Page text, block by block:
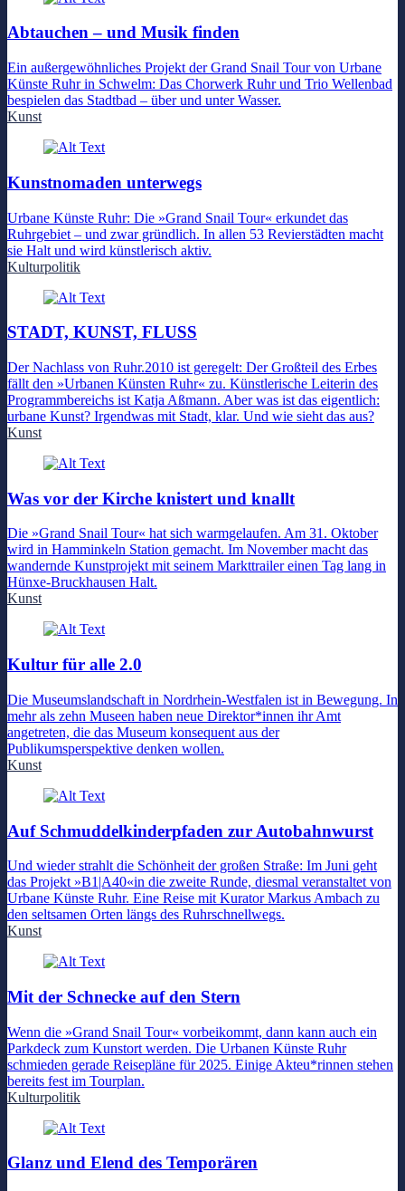
Abtauchen – und Musik finden
Ein außergewöhnliches Projekt der Grand Snail Tour von Urbane
Künste Ruhr in Schwelm: Das Chorwerk Ruhr und Trio Wellenbad
bespielen das Stadtbad – über und unter Wasser.
Kunst
Kunstnomaden unterwegs
Urbane Künste Ruhr: Die »Grand Snail Tour« erkundet das
Ruhrgebiet – und zwar gründlich. In allen 53 Revierstädten macht
sie Halt und wird künstlerisch aktiv.
Kulturpolitik
STADT, KUNST, FLUSS
Der Nachlass von Ruhr.2010 ist geregelt: Der Großteil des Erbes
fällt den »Urbanen Künsten Ruhr« zu. Künstlerische Leiterin des
Programmbereichs ist Katja Aßmann. Aber was ist das eigentlich:
urbane Kunst? Irgendwas mit Stadt, klar. Und wie sieht das aus?
Kunst
Was vor der Kirche knistert und knallt
Die »Grand Snail Tour« hat sich warmgelaufen. Am 31. Oktober
wird in Hamminkeln Station gemacht. Im November macht das
wandernde Kunstprojekt mit seinem Markttrailer einen Tag lang in
Hünxe-Bruckhausen Halt.
Kunst
Kultur für alle 2.0
Die Museumslandschaft in Nordrhein-Westfalen ist in Bewegung. In
mehr als zehn Museen haben neue Direktor*innen ihr Amt
angetreten, die das Museum konsequent aus der
Publikumsperspektive denken wollen.
Kunst
Auf Schmuddelkinderpfaden zur Autobahnwurst
Und wieder strahlt die Schönheit der großen Straße: Im Juni geht
das Projekt »B1|A40«in die zweite Runde, diesmal veranstaltet von
Urbane Künste Ruhr. Eine Reise mit Kurator Markus Ambach zu
den seltsamen Orten längs des Ruhrschnellwegs.
Kunst
Mit der Schnecke auf den Stern
Wenn die »Grand Snail Tour« vorbeikommt, dann kann auch ein
Parkdeck zum Kunstort werden. Die Urbanen Künste Ruhr
schmieden gerade Reisepläne für 2025. Einige Akteu*rinnen stehen
bereits fest im Tourplan.
Kulturpolitik
Glanz und Elend des Temporären